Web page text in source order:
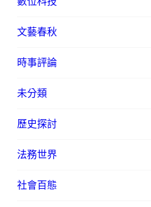
文藝春秋
時事評論
未分類
歷史探討
法務世界
社會百態